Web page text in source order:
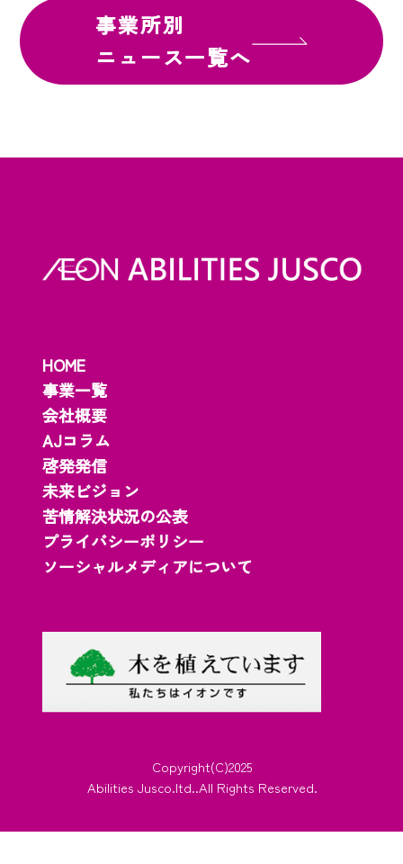
事業所別
ニュース一覧へ
HOME
事業一覧
会社概要
AJコラム
啓発発信
未来ビジョン
苦情解決状況の公表
プライバシーポリシー
ソーシャルメディアについて
Copyright(C)2025
Abilities Jusco.ltd..All Rights Reserved.